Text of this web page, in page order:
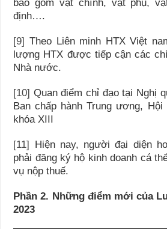
bao gồm vật chính, vật phụ,
định….
[9] Theo Liên minh HTX Việt
lượng HTX được tiếp cận các
Nhà nước.
[10] Quan điểm chỉ đạo tại Nghị
Ban chấp hành Trung ương,
khóa XIII
[11]
Hiện nay, người đại diện
phải đăng ký hộ kinh doanh cá
vụ nộp thuế.
Phần 2. Những điểm mới của
2023